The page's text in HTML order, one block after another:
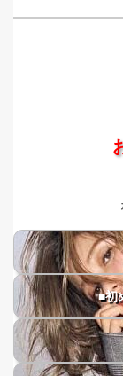
■初